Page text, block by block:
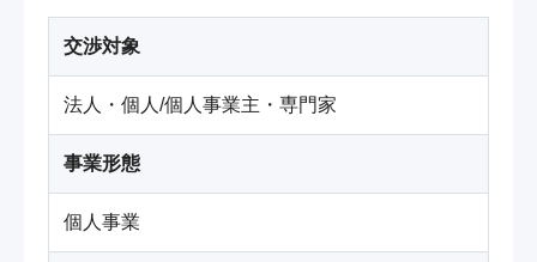
交渉対象
法人・個人/個人事業主・専門家
事業形態
個人事業